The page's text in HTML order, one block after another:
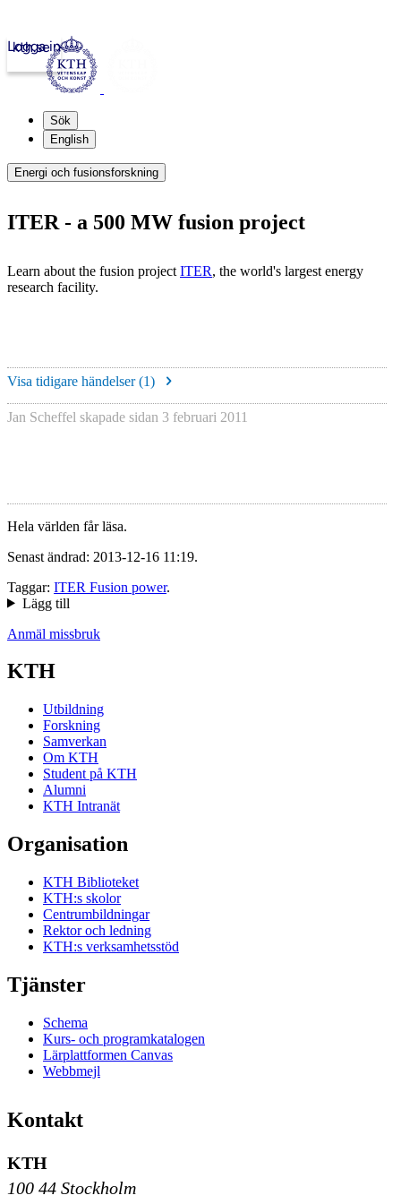
kth.se
Logga in
Sök
English
Energi och fusionsforskning
ITER - a 500 MW fusion project
Learn about the fusion project ITER, the world's largest energy
research facility.
Visa tidigare händelser (1)
Jan Scheffel skapade sidan 3 februari 2011
Hela världen får läsa.
Senast ändrad: 2013-12-16 11:19.
Taggar: ITER Fusion power.
Lägg till
Anmäl missbruk
KTH
Utbildning
Forskning
Samverkan
Om KTH
Student på KTH
Alumni
KTH Intranät
Organisation
KTH Biblioteket
KTH:s skolor
Centrumbildningar
Rektor och ledning
KTH:s verksamhetsstöd
Tjänster
Schema
Kurs- och programkatalogen
Lärplattformen Canvas
Webbmejl
Kontakt
KTH
100 44 Stockholm